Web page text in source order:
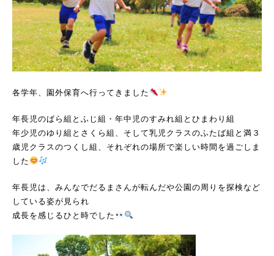
各学年、園外保育へ行ってきました
年長児のばら組とふじ組・年中児のすみれ組とひまわり組
年少児のゆり組とさくら組、そして乳児クラスのふたば組と満３
歳児クラスのつくし組、それぞれの場所で楽しい時間を過ごしま
した
年長児は、みんなでだるまさんが転んだや公園の周りを探検など
している姿が見られ
成長を感じるひと時でした